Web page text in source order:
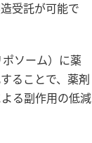
受託が可能で
ソーム）に薬
ることで、薬剤
る副作用の低減